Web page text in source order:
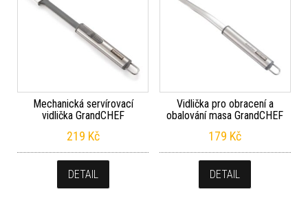
Mechanická servírovací
vidlička GrandCHEF
219 Kč
DETAIL
Vidlička pro obracení a
obalování masa GrandCHEF
179 Kč
DETAIL